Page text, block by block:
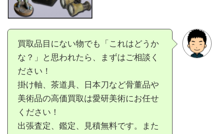
買取品目にない物でも「これはどうか
な？」と思われたら、まずはご相談く
ださい！
掛け軸、茶道具、日本刀など骨董品や
美術品の高価買取は愛研美術にお任せ
ください！
出張査定、鑑定、見積無料です。また